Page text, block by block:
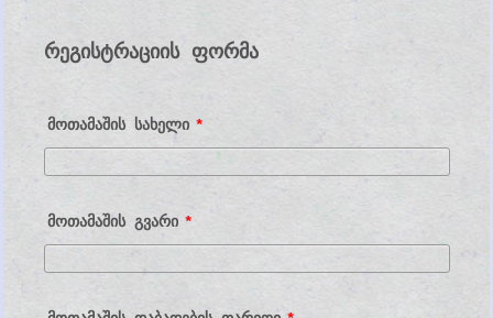
ფორმის შაბლონები რეგისტრაციის ფორმები
სპორტული რეგისტრაციის
ფორმები
6 შაბლონები